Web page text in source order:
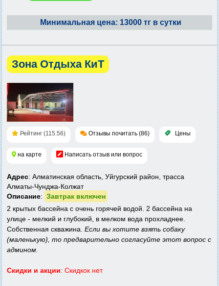
Минимальная цена: 13000 тг в сутки
Зона Отдыха КиТ
Рейтинг (115.56) Отзывы почитать (86) Цены
на карте Написать отзыв или вопрос
Адрес: Алматинская область, Уйгурский район, трасса
Алматы-Чунджа-Колжат
Описание: Завтрак включен
2 крытых бассейна с очень горячей водой. 2 бассейна на
улице - мелкий и глубокий, в мелком вода прохладнее.
Собственная скважина. Если вы хотите взять собаку
(маленькую), то предварительно согласуйте этот вопрос с
админом.
Скидки и акции: Скидкок нет